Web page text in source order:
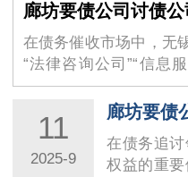
在债务催收市场中，无
“法律咨询公司”“信息
衣，其隐蔽性极强的 …
11
2025-9
在债务追
权益的重要